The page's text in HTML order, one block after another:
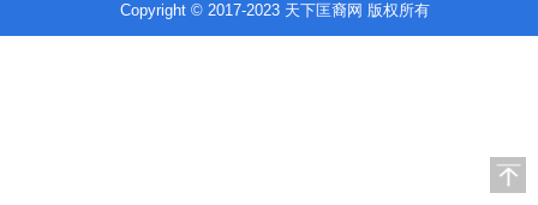
Copyright © 2017-2023 天下匡裔网 版权所有